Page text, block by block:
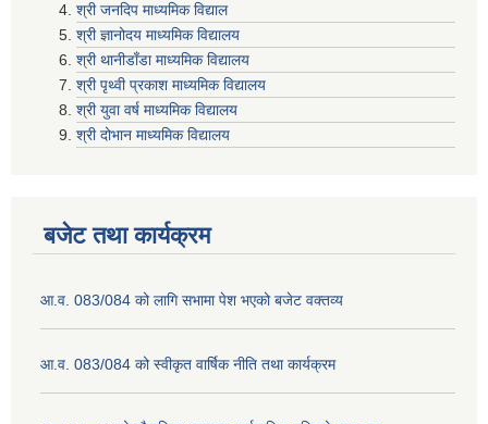
श्री जनदिप माध्यमिक विद्याल
श्री ज्ञानोदय माध्यमिक विद्यालय
श्री थानीडाँडा माध्यमिक विद्यालय
श्री पृथ्वी प्रकाश माध्यमिक विद्यालय
श्री युवा वर्ष माध्यमिक विद्यालय
श्री दोभान माध्यमिक विद्यालय
बजेट तथा कार्यक्रम
आ.व. 083/084 को लागि सभामा पेश भएको बजेट वक्तव्य
आ.व. 083/084 को स्वीकृत वार्षिक नीति तथा कार्यक्रम